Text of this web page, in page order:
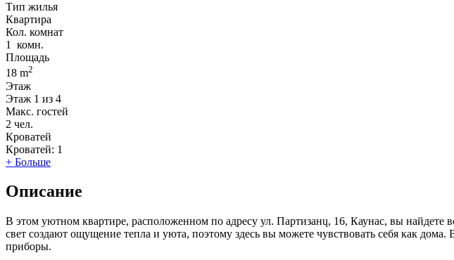
Тип жилья
Квартира
Кол. комнат
1
комн.
Площадь
18 m2
Этаж
Этаж 1 из 4
Макс. гостей
2 чел.
Кроватей
Кроватей: 1
+ Больше
Описание
В этом уютном квартире, расположенном по адресу ул. Партизанų, 16, Каунас, вы
свет создают ощущение тепла и уюта, поэтому здесь вы можете чувствовать себя как
приборы.